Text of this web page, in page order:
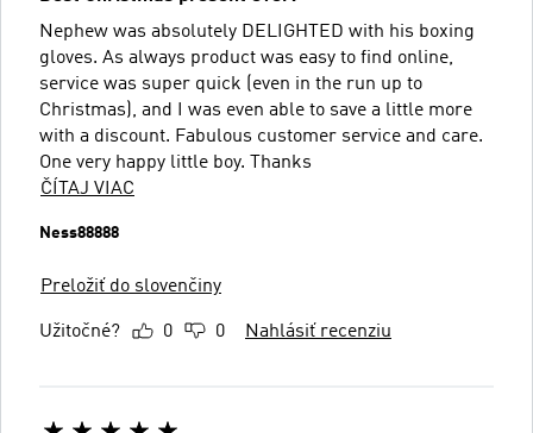
Nephew was absolutely DELIGHTED with his boxing
gloves. As always product was easy to find online,
service was super quick (even in the run up to
Christmas), and I was even able to save a little more
with a discount. Fabulous customer service and care.
One very happy little boy. Thanks
ČÍTAJ VIAC
Ness88888
Preložiť do slovenčiny
Užitočné? 0 0 Nahlásiť recenziu